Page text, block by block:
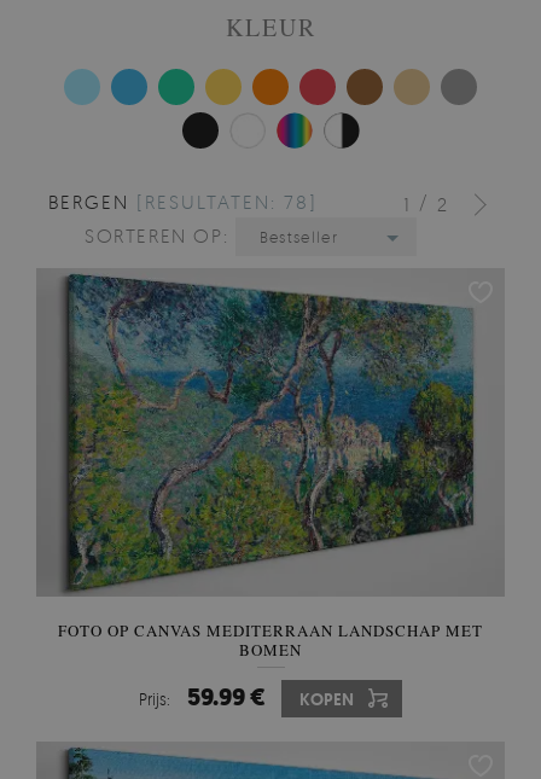
KLEUR
1 / 2
BERGEN [RESULTATEN: 78]
SORTEREN OP:
Bestseller
FOTO OP CANVAS MEDITERRAAN LANDSCHAP MET
BOMEN
Prijs: 59.99 € KOPEN